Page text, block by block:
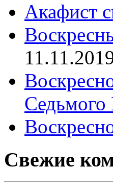
Акафист
Седьмого
Свежие